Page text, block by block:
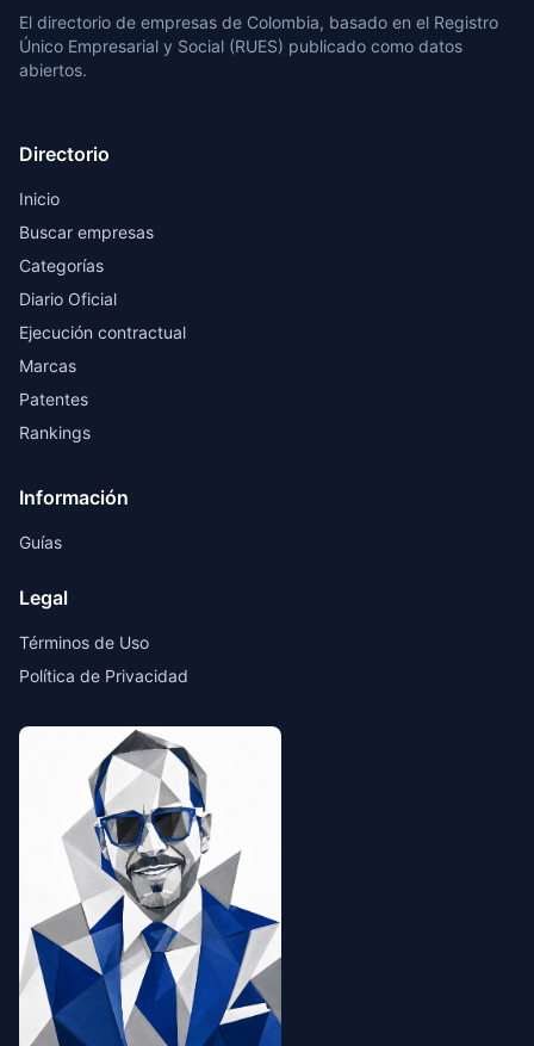
El directorio de empresas de Colombia, basado en el Registro
Único Empresarial y Social (RUES) publicado como datos
abiertos.
Directorio
Inicio
Buscar empresas
Categorías
Diario Oficial
Ejecución contractual
Marcas
Patentes
Rankings
Información
Guías
Legal
Términos de Uso
Política de Privacidad